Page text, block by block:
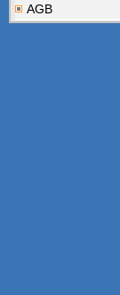
AGB